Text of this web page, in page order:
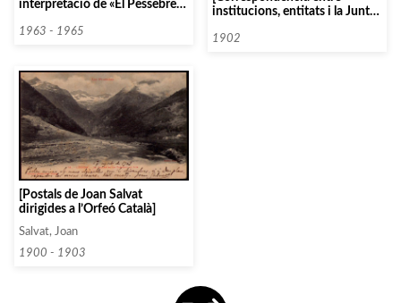
interpretació de «El Pessebre»
ciutats]
1963 - 1965
institucions, entitats i la Junta
1902]
1902
[Postals de Joan Salvat
dirigides a l’Orfeó Català]
Salvat, Joan
1900 - 1903